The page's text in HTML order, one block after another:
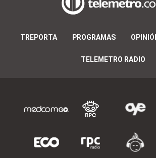
TREPORTA PROGRAMAS
TELEMETRO RADIO